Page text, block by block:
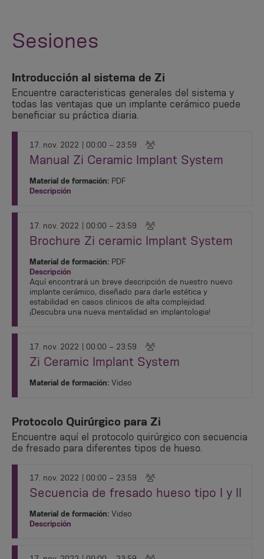
Sesiones
Introducción al sistema de Zi
Encuentre caracteristicas generales del sistema y
todas las ventajas que un implante cerámico puede
beneficiar su práctica diaria.
17. nov. 2022 | 00:00 – 23:59
Manual Zi Ceramic Implant System
Material de formación: PDF
Descripción
17. nov. 2022 | 00:00 – 23:59
Brochure Zi ceramic Implant System
Material de formación: PDF
Descripción
Aquí encontrará un breve descripción de nuestro nuevo
implante cerámico, diseñado para darle estética y
estabilidad en casos clinicos de alta complejidad.
¡Descubra una nueva mentalidad en implantologia!
17. nov. 2022 | 00:00 – 23:59
Zi Ceramic Implant System
Material de formación: Video
Protocolo Quirúrgico para Zi
Encuentre aquí el protocolo quirúrgico con secuencia
de fresado para diferentes tipos de hueso.
17. nov. 2022 | 00:00 – 23:59
Secuencia de fresado hueso tipo I y II
Material de formación: Video
Descripción